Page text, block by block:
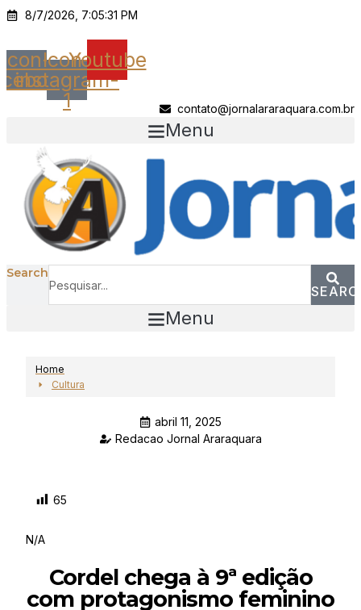
Ir
o
conteúdo
8/7/2026, 7:05:31 PM
Icon-Icon-
instagram-
1
Youtube
contato@jornalararaquara.com.br
Menu
Search
Menu
Home
Cultura
abril 11, 2025
Redacao Jornal Araraquara
65
N/A
Cordel chega à 9ª edição
com protagonismo feminino